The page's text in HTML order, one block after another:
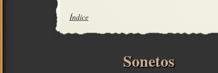
Índice
Sonetos